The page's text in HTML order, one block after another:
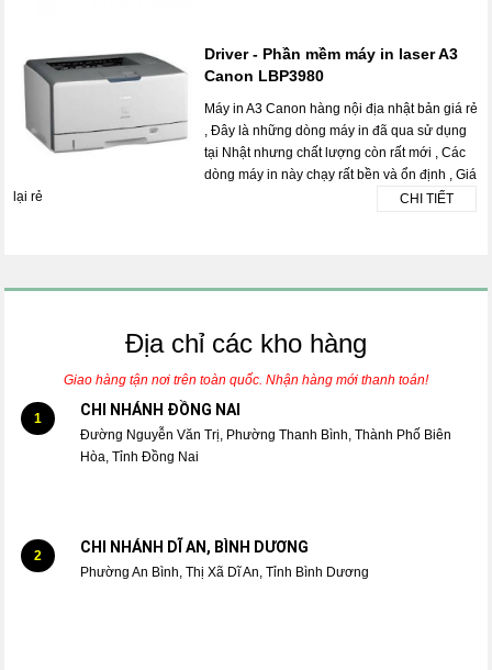
Driver - Phần mềm máy in laser A3
Canon LBP3980
Máy in A3 Canon hàng nội địa nhật bản giá rẻ
, Đây là những dòng máy in đã qua sử dụng
tại Nhật nhưng chất lượng còn rất mới , Các
dòng máy in này chạy rất bền và ổn định , Giá
lại rẻ
CHI TIẾT
Địa chỉ các kho hàng
Giao hàng tận nơi trên toàn quốc. Nhận hàng mới thanh toán!
1 CHI NHÁNH ĐỒNG NAI
Đường Nguyễn Văn Trị, Phường Thanh Bình, Thành Phố Biên
Hòa, Tỉnh Đồng Nai
2 CHI NHÁNH DĨ AN, BÌNH DƯƠNG
Phường An Bình, Thị Xã Dĩ An, Tỉnh Bình Dương